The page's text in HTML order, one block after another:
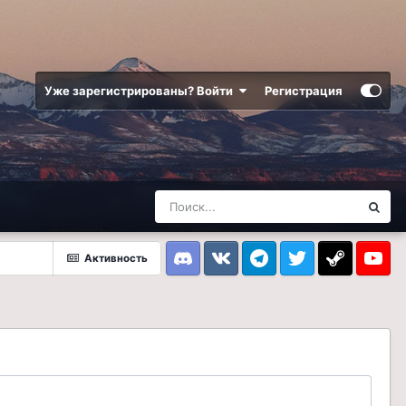
Уже зарегистрированы? Войти Регистрация
Активность
DiscordVK TelegramTwitter Steam